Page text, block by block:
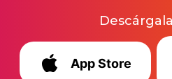
App Store